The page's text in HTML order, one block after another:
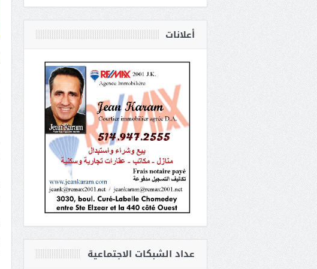
أعلانات
عداد الشبكات الاجتماعية